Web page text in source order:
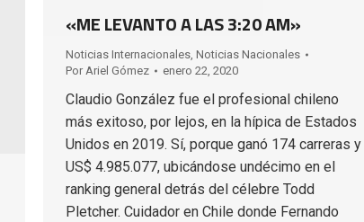
«ME LEVANTO A LAS 3:20 AM»
Noticias Internacionales, Noticias Nacionales
Por Ariel Gómez enero 22, 2020
Claudio González fue el profesional chileno
más exitoso, por lejos, en la hípica de Estados
Unidos en 2019. Sí, porque ganó 174 carreras y
US$ 4.985.077, ubicándose undécimo en el
ranking general detrás del célebre Todd
Pletcher. Cuidador en Chile donde Fernando